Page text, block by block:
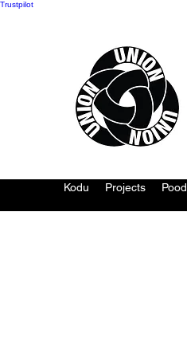
Trustpilot
Kodu Projects Pood